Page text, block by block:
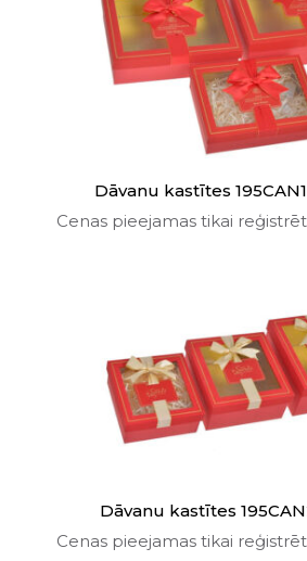
Dāvanu kastītes
Cenas pieejamas tikai
Dāvanu kastītes
Cenas pieejamas tikai